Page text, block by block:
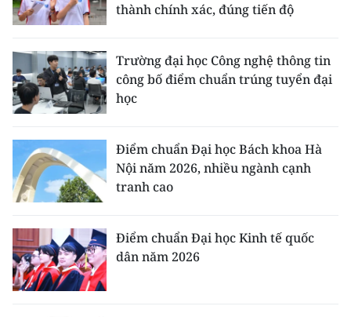
thành chính xác, đúng tiến độ
Trường đại học Công nghệ thông tin
công bố điểm chuẩn trúng tuyển đại
học
Điểm chuẩn Đại học Bách khoa Hà
Nội năm 2026, nhiều ngành cạnh
tranh cao
Điểm chuẩn Đại học Kinh tế quốc
dân năm 2026